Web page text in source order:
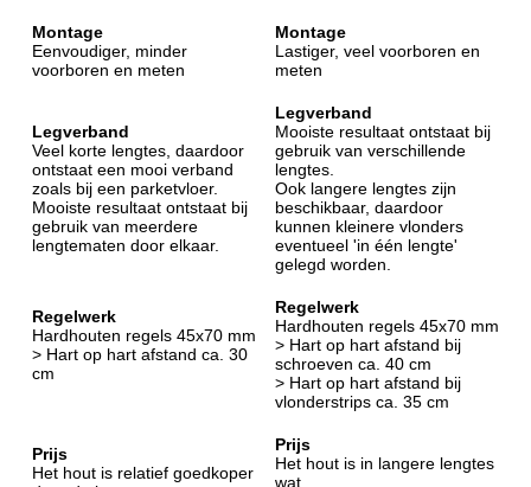
Montage
Eenvoudiger, minder
voorboren en meten
Montage
Lastiger, veel voorboren en
meten
Legverband
Veel korte lengtes, daardoor
ontstaat een mooi verband
zoals bij een parketvloer.
Mooiste resultaat ontstaat bij
gebruik van meerdere
lengtematen door elkaar.
Legverband
Mooiste resultaat ontstaat bij
gebruik van verschillende
lengtes.
Ook langere lengtes zijn
beschikbaar, daardoor
kunnen kleinere vlonders
eventueel 'in één lengte'
gelegd worden.
Regelwerk
Hardhouten regels 45x70 mm
> Hart op hart afstand ca. 30
cm
Regelwerk
Hardhouten regels 45x70 mm
> Hart op hart afstand bij
schroeven ca. 40 cm
> Hart op hart afstand bij
vlonderstrips ca. 35 cm
Prijs
Het hout is relatief goedkoper
Prijs
Het hout is in langere lengtes
wat